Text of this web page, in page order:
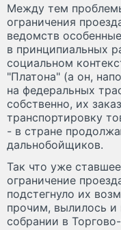
Между тем
ограничения
ведомств
в принципиальных
социальном
"Платона" (а он,
на федеральных
собственно, их
транспортировку
- в стране
дальнобойщиков.
Так что уже
ограничение
подстегнуло их
прочим, вылилось
собрании в